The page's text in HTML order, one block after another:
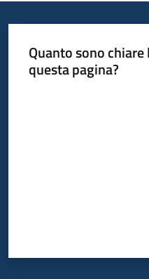
Quanto sono
questa pagina?